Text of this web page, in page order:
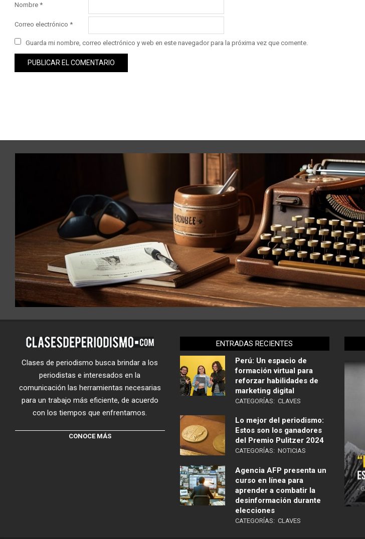
Nombre *
Correo electrónico *
Guarda mi nombre, correo electrónico y web en este navegador para la próxima vez que comente.
Clases de periodismo busca brindar a los
periodistas e interesados en la
comunicación las herramientas necesarias
para un trabajo más eficiente, de acuerdo
con los tiempos que enfrentamos.
CONOCE MÁS
ENTRADAS RECIENTES
Perú: Un espacio de
formación virtual para
reforzar habilidades de
marketing digital
CATEGORÍAS: CLAVES
Lo mejor del periodismo:
Estos son los ganadores
del Premio Pulitzer 2024
CATEGORÍAS: NOTICIAS
Agencia AFP presenta un
curso en línea para
aprender a combatir la
desinformación durante
elecciones
CATEGORÍAS: CLAVES